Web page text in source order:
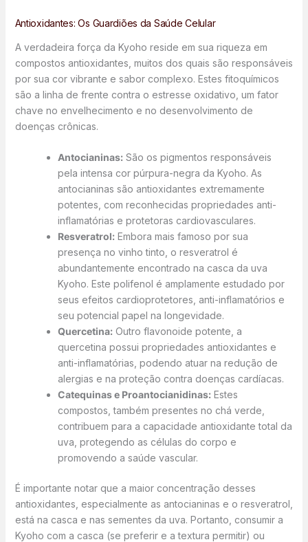
Antioxidantes: Os Guardiões da Saúde Celular
A verdadeira força da Kyoho reside em sua riqueza em
compostos antioxidantes, muitos dos quais são responsáveis
por sua cor vibrante e sabor complexo. Estes fitoquímicos
são a linha de frente contra o estresse oxidativo, um fator
chave no envelhecimento e no desenvolvimento de
doenças crônicas.
Antocianinas:São os pigmentos responsáveis
pela intensa cor púrpura-negra da Kyoho. As
antocianinas são antioxidantes extremamente
potentes, com reconhecidas propriedades anti-
inflamatórias e protetoras cardiovasculares.
Resveratrol:Embora mais famoso por sua
presença no vinho tinto, o resveratrol é
abundantemente encontrado na casca da uva
Kyoho. Este polifenol é amplamente estudado por
seus efeitos cardioprotetores, anti-inflamatórios e
seu potencial papel na longevidade.
Quercetina:Outro flavonoide potente, a
quercetina possui propriedades antioxidantes e
anti-inflamatórias, podendo atuar na redução de
alergias e na proteção contra doenças cardíacas.
Catequinas e Proantocianidinas:Estes
compostos, também presentes no chá verde,
contribuem para a capacidade antioxidante total da
uva, protegendo as células do corpo e
promovendo a saúde vascular.
É importante notar que a maior concentração desses
antioxidantes, especialmente as antocianinas e o resveratrol,
está na casca e nas sementes da uva. Portanto, consumir a
Kyoho com a casca (se preferir e a textura permitir) ou